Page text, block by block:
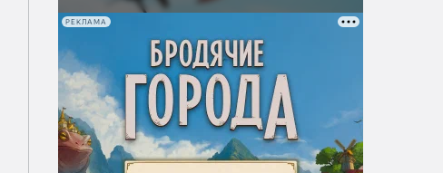
РЕКЛАМА